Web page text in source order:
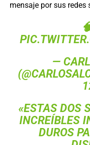
mensaje por sus redes
—
«ESTAS DOS
INCREÍBLES
DUROS